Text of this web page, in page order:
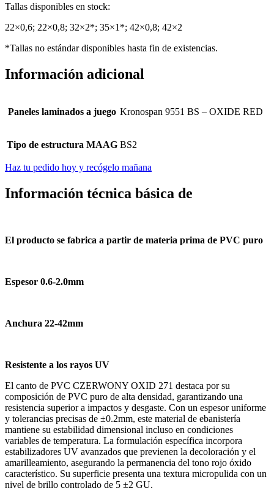
Tallas disponibles en stock:
22×0,6; 22×0,8; 32×2*; 35×1*; 42×0,8; 42×2
*Tallas no estándar disponibles hasta fin de existencias.
Información adicional
Paneles laminados a juego Kronospan 9551 BS – OXIDE RED
Tipo de estructura MAAG BS2
Haz tu pedido hoy y recógelo mañana
Información técnica básica de
El producto se fabrica a partir de materia prima de PVC puro
Espesor 0.6-2.0mm
Anchura 22-42mm
Resistente a los rayos UV
El canto de PVC CZERWONY OXID 271 destaca por su
composición de PVC puro de alta densidad, garantizando una
resistencia superior a impactos y desgaste. Con un espesor uniforme
y tolerancias precisas de ±0.2mm, este material de ebanistería
mantiene su estabilidad dimensional incluso en condiciones
variables de temperatura. La formulación específica incorpora
estabilizadores UV avanzados que previenen la decoloración y el
amarilleamiento, asegurando la permanencia del tono rojo óxido
característico. Su superficie presenta una textura micropulida con un
nivel de brillo controlado de 5 ±2 GU.